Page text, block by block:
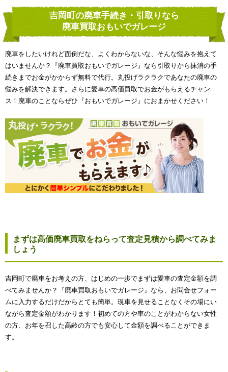
吉岡町の廃車手続き・引取りなら
廃車買取おもいでガレージ
廃車をしたいけれど面倒だな、よくわからないな、そんな悩みを抱えて
はいませんか？『廃車買取おもいでガレージ』なら引取りから抹消の手
続きまでお金がかからず無料で代行。丸投げラクラクであなたの廃車の
悩みを解決できます。さらに愛車の高価買取でお金がもらえるチャン
ス！廃車のことならぜひ『おもいでガレージ』におまかせください！
まずは高価廃車買取をねらって査定見積から調べてみま
しょう
吉岡町で廃車をお考えの方、はじめの一歩でまずは愛車の査定金額を調
べてみませんか？『廃車買取おもいでガレージ』なら、お問合せフォー
ムに入力するだけだからとても簡単。現車を見せることなくその場にい
ながら査定金額がわかります！初めての方や車のことがわからない女性
の方、お年を召した高齢の方でも安心して金額を調べることができま
す。